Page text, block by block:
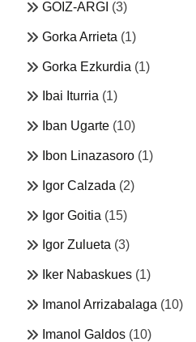
GOIZ-ARGI (3)
Gorka Arrieta (1)
Gorka Ezkurdia (1)
Ibai Iturria (1)
Iban Ugarte (10)
Ibon Linazasoro (1)
Igor Calzada (2)
Igor Goitia (15)
Igor Zulueta (3)
Iker Nabaskues (1)
Imanol Arrizabalaga (10)
Imanol Galdos (10)